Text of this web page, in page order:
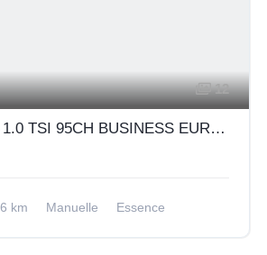
12
SKODA FABIA 1.0 TSI 95CH BUSINESS EURO6D-AP
km Manuelle Essence